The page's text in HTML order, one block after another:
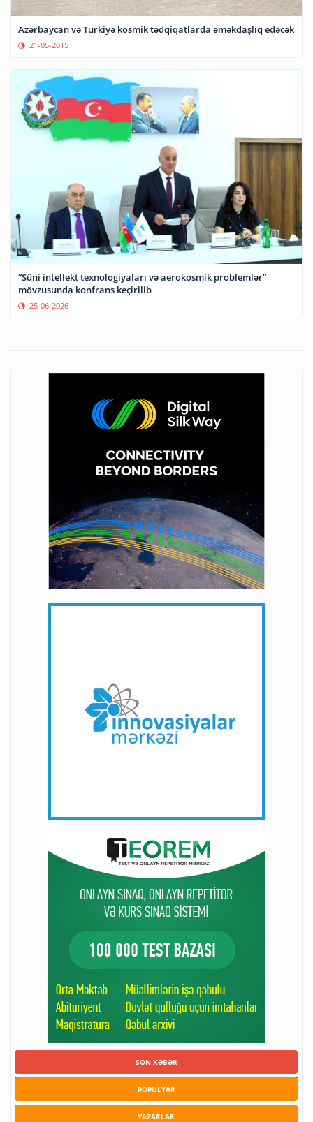
Azərbaycan və Türkiyə kosmik tədqiqatlarda əməkdaşlıq edəcək
21-05-2015
“Süni intellekt texnologiyaları və aerokosmik problemlər”
mövzusunda konfrans keçirilib
25-06-2026
SON XƏBƏR
POPULYAR
YAZARLAR